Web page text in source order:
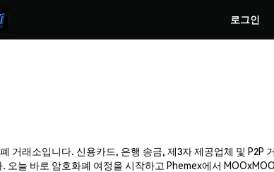
로그인
래소입니다. 신용카드, 은행 송금, 제3자 제공업체 및 P2P
늘 바로 암호화폐 여정을 시작하고 Phemex에서